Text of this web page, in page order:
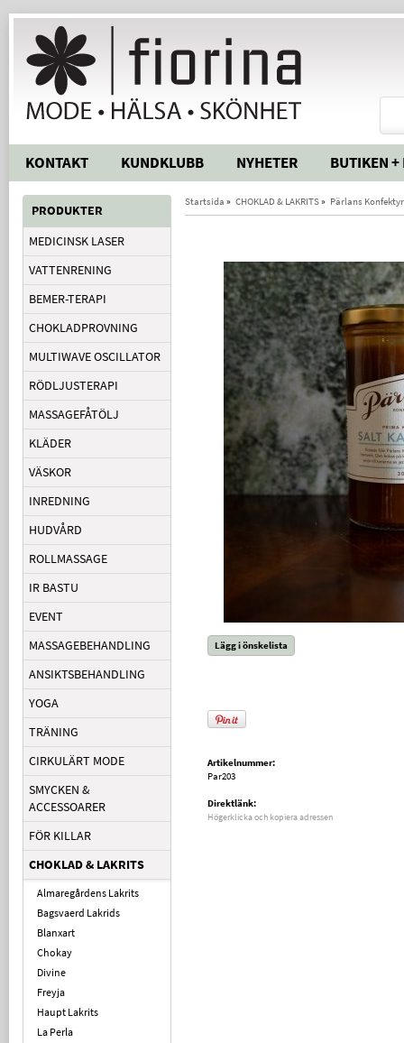
KONTAKT KUNDKLUBB NYHETER BUTIKEN +
PRODUKTER
MEDICINSK LASER
VATTENRENING
BEMER-TERAPI
CHOKLADPROVNING
MULTIWAVE OSCILLATOR
RÖDLJUSTERAPI
MASSAGEFÅTÖLJ
KLÄDER
VÄSKOR
INREDNING
HUDVÅRD
ROLLMASSAGE
IR BASTU
EVENT
MASSAGEBEHANDLING
ANSIKTSBEHANDLING
YOGA
TRÄNING
CIRKULÄRT MODE
SMYCKEN &
ACCESSOARER
FÖR KILLAR
CHOKLAD & LAKRITS
Almaregårdens Lakrits
Bagsvaerd Lakrids
Blanxart
Chokay
Divine
Freyja
Haupt Lakrits
La Perla
Startsida » CHOKLAD & LAKRITS» Pärlans Konfektyr
Lägg i önskelista
Artikelnummer:
Par203
Direktlänk:
Högerklicka och kopiera adressen